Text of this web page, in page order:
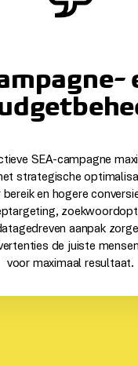
SEA-campagne
strategische
bereik en hogere
aanpak
de juiste
voor maximaal resultaat.